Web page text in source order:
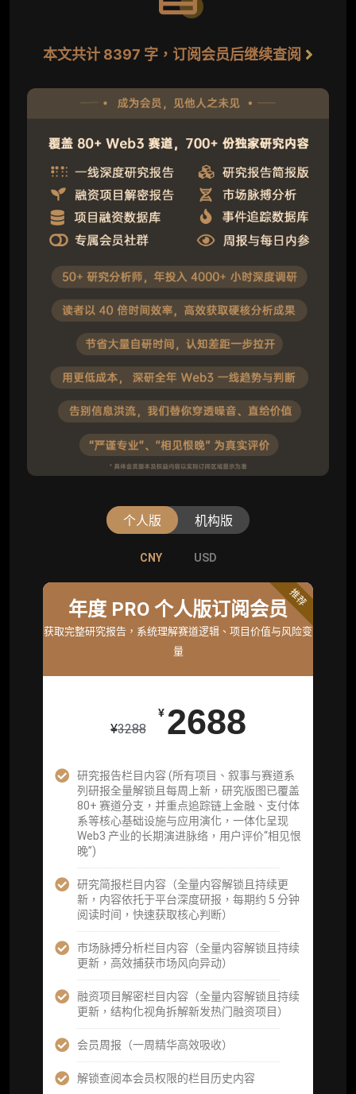
本文共计 8397 字，订阅会员后继续查阅
个人版 机构版
CNY USD
年度 PRO 个人版订阅会员
获取完整研究报告，系统理解赛道逻辑、项目价值与风险变
量
¥3288
¥ 2688
研究报告栏目内容 (所有项目、叙事与赛道系
列研报全量解锁且每周上新，研究版图已覆盖
80+ 赛道分支，并重点追踪链上金融、支付体
系等核心基础设施与应用演化，一体化呈现
Web3 产业的长期演进脉络，用户评价“相见恨
晚”)
研究简报栏目内容（全量内容解锁且持续更
新，内容依托于平台深度研报，每期约 5 分钟
阅读时间，快速获取核心判断）
市场脉搏分析栏目内容（全量内容解锁且持续
更新，高效捕获市场风向异动）
融资项目解密栏目内容（全量内容解锁且持续
更新，结构化视角拆解新发热门融资项目）
会员周报（一周精华高效吸收）
解锁查阅本会员权限的栏目历史内容
推荐
CNY USD
机构标准年度服务会员
获取机构级研究与基础服务
26800
服)
机构增强研究包（在每期研报基础上，进一步
提供一页纸格局图、机构视角附录、结构化数
据集与定向持续追踪数据库，将研报内容沉淀
为可复用、可复核、可持续追踪的机构级研究
资产）
定制化研究服务（1次，课题/选题经审核通过
后，由业内享有盛誉的研究团队为你开展专项
研究，并交付一份完整研究报告）
重点研究方向前瞻栏目（获取重点赛道、项目
及研究方向预告，提前了解核心观察变量与后
续研究计划）
提前获取研报权（ 3 次，官方发布研报预告后
可根据请求领先市场以提前解锁）
分析师 1 对 1 沟通（1 小时，话题需审核）
标准版